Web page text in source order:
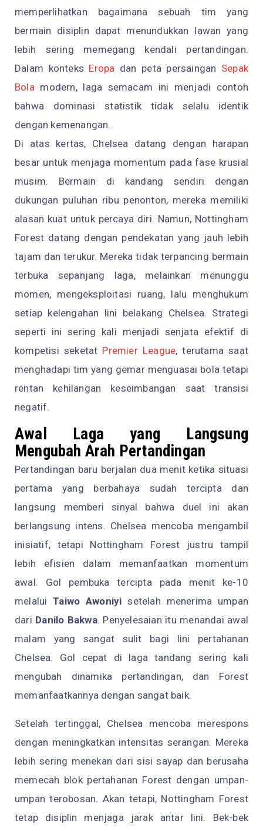
memperlihatkan bagaimana sebuah tim yang
bermain disiplin dapat menundukkan lawan yang
lebih sering memegang kendali pertandingan.
Dalam konteks Eropa dan peta persaingan Sepak
Bolamodern, laga semacam ini menjadi contoh
bahwa dominasi statistik tidak selalu identik
dengan kemenangan.
Di atas kertas, Chelsea datang dengan harapan
besar untuk menjaga momentum pada fase krusial
musim. Bermain di kandang sendiri dengan
dukungan puluhan ribu penonton, mereka memiliki
alasan kuat untuk percaya diri. Namun, Nottingham
Forest datang dengan pendekatan yang jauh lebih
tajam dan terukur. Mereka tidak terpancing bermain
terbuka sepanjang laga, melainkan menunggu
momen, mengeksploitasi ruang, lalu menghukum
setiap kelengahan lini belakang Chelsea. Strategi
seperti ini sering kali menjadi senjata efektif di
kompetisi seketat Premier League, terutama saat
menghadapi tim yang gemar menguasai bola tetapi
rentan kehilangan keseimbangan saat transisi
negatif.
Awal Laga yang Langsung
Mengubah Arah Pertandingan
Pertandingan baru berjalan dua menit ketika situasi
pertama yang berbahaya sudah tercipta dan
langsung memberi sinyal bahwa duel ini akan
berlangsung intens. Chelsea mencoba mengambil
inisiatif, tetapi Nottingham Forest justru tampil
lebih efisien dalam memanfaatkan momentum
awal. Gol pembuka tercipta pada menit ke-10
melaluiTaiwo Awoniyi setelah menerima umpan
dari Danilo Bakwa. Penyelesaian itu menandai awal
malam yang sangat sulit bagi lini pertahanan
Chelsea. Gol cepat di laga tandang sering kali
mengubah dinamika pertandingan, dan Forest
memanfaatkannya dengan sangat baik.
Setelah tertinggal, Chelsea mencoba merespons
dengan meningkatkan intensitas serangan. Mereka
lebih sering menekan dari sisi sayap dan berusaha
memecah blok pertahanan Forest dengan umpan-
umpan terobosan. Akan tetapi, Nottingham Forest
tetap disiplin menjaga jarak antar lini. Bek-bek